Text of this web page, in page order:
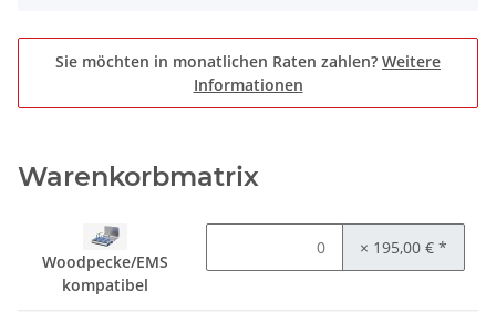
Sie möchten in monatlichen Raten zahlen? Weitere
Informationen
Warenkorbmatrix
Woodpecke/EMS
kompatibel
× 195,00 € *